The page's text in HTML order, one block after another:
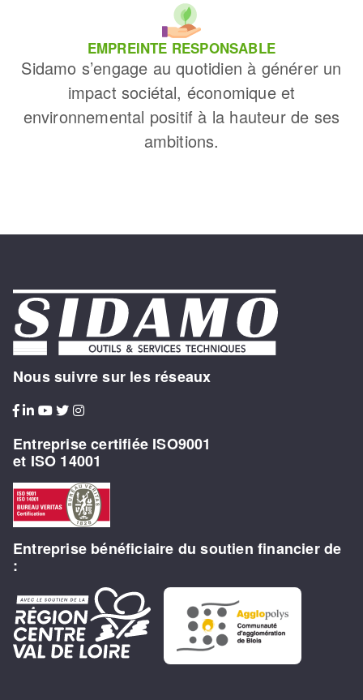
EMPREINTE RESPONSABLE
Sidamo s’engage au quotidien à générer un
impact sociétal, économique et
environnemental positif à la hauteur de ses
ambitions.
Nous suivre sur les réseaux
Entreprise certifiée ISO9001
et ISO 14001
Entreprise bénéficiaire du soutien financier de
: